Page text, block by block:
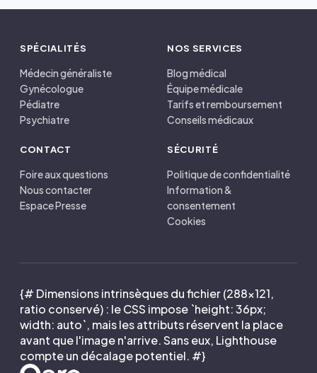
SPÉCIALITÉS
Médecin généraliste
Gynécologue
Pédiatre
Psychiatre
NOS SERVICES
Blog médical
Équipe médicale
Tarifs et remboursement
Conseils médicaux
CONTACT
Foire aux questions
Nous contacter
Espace Presse
SÉCURITÉ
Politique de confidentialité
Information &
consentement
Cookies
{# Dimensions intrinsèques du fichier (288×121,
ratio conservé) : le CSS impose `height: 36px;
width: auto`, mais les attributs réservent la place
avant que l'image n'arrive. Sans eux, Lighthouse
compte un décalage potentiel. #}